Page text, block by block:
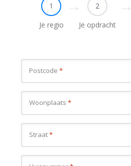
1
Je regio
2
Je opdracht
Postcode *
Woonplaats *
Straat*